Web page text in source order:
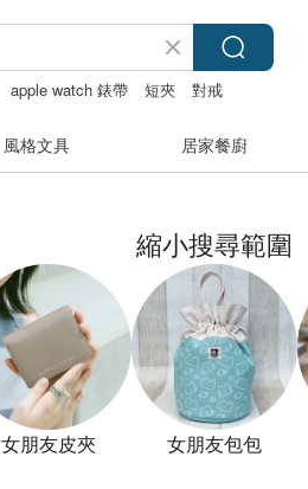
apple watch 錶帶 短夾 對戒
風格文具 居家餐廚
縮小搜尋範圍
女朋友皮夾 女朋友包包